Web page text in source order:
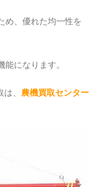
め、優れた均一性を
になります。
、 農機買取センター